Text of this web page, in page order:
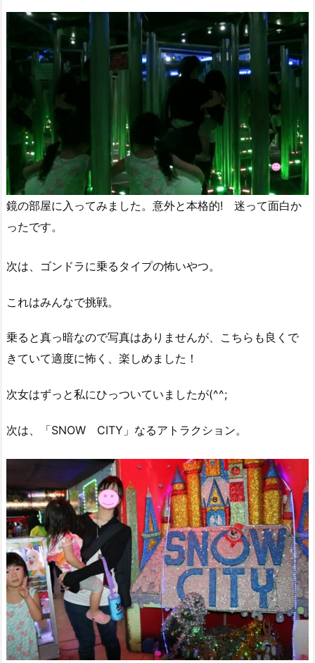
鏡の部屋に入ってみました。意外と本格的! 迷って面白か
ったです。
次は、ゴンドラに乗るタイプの怖いやつ。
これはみんなで挑戦。
乗ると真っ暗なので写真はありませんが、こちらも良くで
きていて適度に怖く、楽しめました！
次女はずっと私にひっついていましたが(^^;
次は、「SNOW CITY」なるアトラクション。